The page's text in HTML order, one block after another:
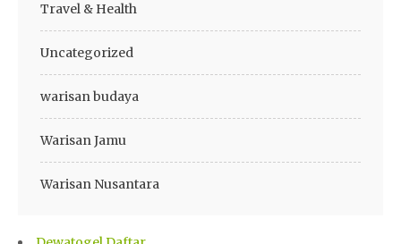
Travel & Health
Uncategorized
warisan budaya
Warisan Jamu
Warisan Nusantara